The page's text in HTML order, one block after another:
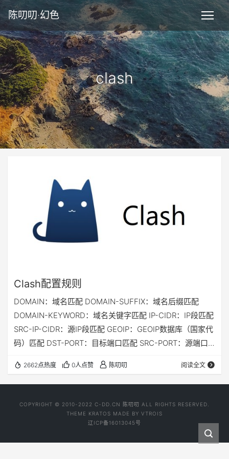
陈叨叨·幻色
clash
Clash配置规则
DOMAIN：域名匹配 DOMAIN-SUFFIX：域名后缀匹配
DOMAIN-KEYWORD：域名关键字匹配 IP-CIDR：IP段匹配
SRC-IP-CIDR：源IP段匹配 GEOIP：GEOIP数据库（国家代
码）匹配 DST-PORT：目标端口匹配 SRC-PORT：源端口
2662点热度 0人点赞 陈叨叨 阅读全文
COPYRIGHT © 2010-2022 C-DD.CN 陈叨叨 ALL RIGHTS RESERVED.
THEME KRATOS MADE BY VTROIS
辽ICP备16013045号